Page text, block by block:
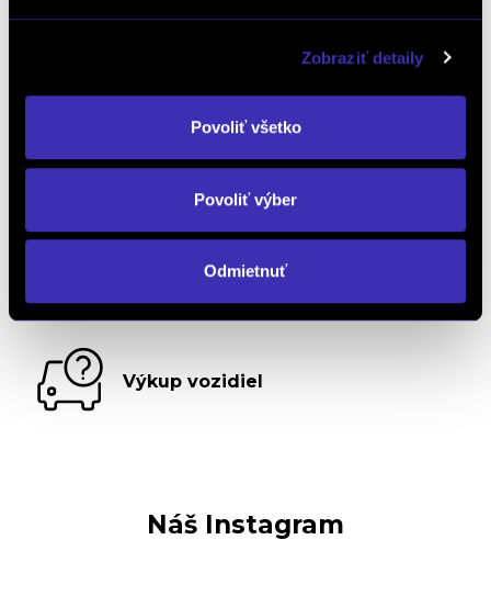
Zobraziť detaily
Povoliť všetko
Povoliť výber
Odmietnuť
Objednať náhradný diel
a príslušenstvo
Kalkulácia financovania
Výkup vozidiel
Náš Instagram